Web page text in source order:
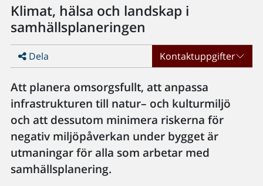
Klimat, hälsa och landskap i
samhällsplaneringen
Dela Kontaktuppgifter
Att planera omsorgsfullt, att anpassa
infrastrukturen till natur– och kulturmiljö
och att dessutom minimera riskerna för
negativ miljöpåverkan under bygget är
utmaningar för alla som arbetar med
samhällsplanering.